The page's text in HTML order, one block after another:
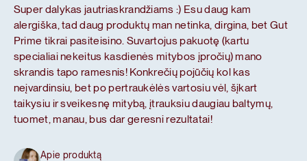
Super dalykas jautriaskrandžiams :) Esu daug kam
alergiška, tad daug produktų man netinka, dirgina, bet Gut
Prime tikrai pasiteisino. Suvartojus pakuotę (kartu
specialiai nekeitus kasdienės mitybos įpročių) mano
skrandis tapo ramesnis! Konkrečių pojūčių kol kas
neįvardinsiu, bet po pertraukėlės vartosiu vėl, šįkart
taikysiu ir sveikesnę mitybą, įtrauksiu daugiau baltymų,
tuomet, manau, bus dar geresni rezultatai!
Apie produktą